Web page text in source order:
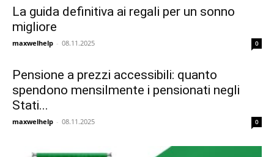
La guida definitiva ai regali per un sonno
migliore
maxwelhelp - 08.11.2025 0
Pensione a prezzi accessibili: quanto
spendono mensilmente i pensionati negli
Stati...
maxwelhelp - 08.11.2025 0